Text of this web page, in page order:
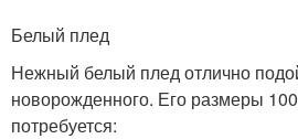
Белый плед
Нежный белый плед отлично
новорожденного. Его размеры
потребуется: